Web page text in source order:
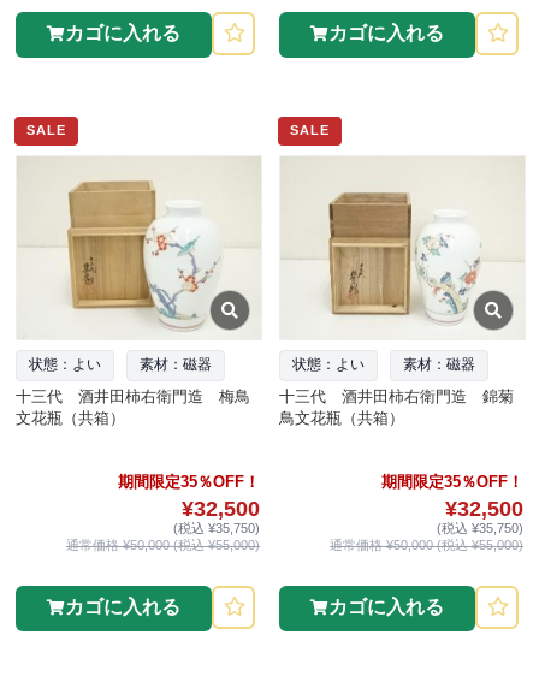
カゴに入れる カゴに入れる
SALE
状態：よい 素材：磁器
十三代 酒井田柿右衛門造 梅鳥
文花瓶（共箱）
期間限定35％OFF！
¥32,500
(税込 ¥35,750)
通常価格 ¥50,000 (税込 ¥55,000)
カゴに入れる
SALE
状態：よい 素材：磁器
十三代 酒井田柿右衛門造 錦菊
鳥文花瓶（共箱）
期間限定35％OFF！
¥32,500
(税込 ¥35,750)
通常価格 ¥50,000 (税込 ¥55,000)
カゴに入れる